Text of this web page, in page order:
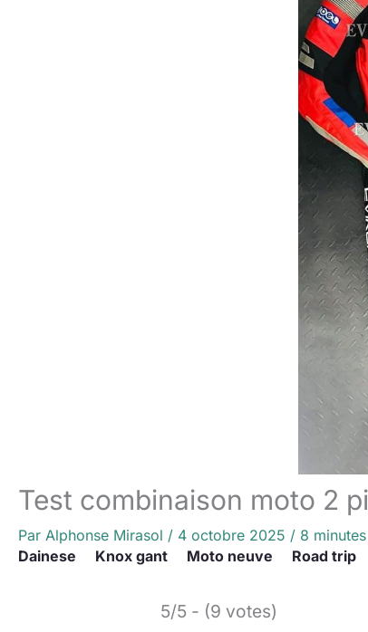
Test combinaison moto 2
Par Alphonse Mirasol / 4 octobre 2025 / 8
Dainese
Knox gant Moto neuve Road trip
5/5 - (9 votes)